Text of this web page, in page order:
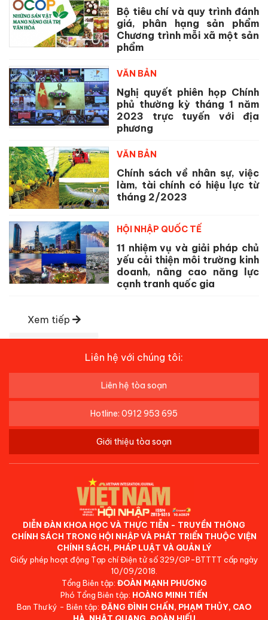
Bộ tiêu chí và quy trình đánh
giá, phân hạng sản phẩm
Chương trình mỗi xã một sản
phẩm
VĂN BẢN
Nghị quyết phiên họp Chính
phủ thường kỳ tháng 1 năm
2023 trực tuyến với địa
phương
VĂN BẢN
Chính sách về nhân sự, việc
làm, tài chính có hiệu lực từ
tháng 2/2023
HỘI NHẬP QUỐC TẾ
11 nhiệm vụ và giải pháp chủ
yếu cải thiện môi trường kinh
doanh, nâng cao năng lực
cạnh tranh quốc gia
Xem tiếp
Liên hệ với chúng tôi:
Liên hệ tòa soạn
Hotline: 0912 953 695
Giới thiệu tòa soạn
DIỄN ĐÀN KHOA HỌC VÀ THỰC TIỄN - TRUYỀN THÔNG
CHÍNH SÁCH TRONG HỘI NHẬP VÀ PHÁT TRIỂN THUỘC VIỆN
CHÍNH SÁCH, PHÁP LUẬT VÀ QUẢN LÝ
Giấy phép hoạt động Tạp chí Điện tử số 329/GP-BTTTT cấp ngày
10/09/2018.
Tổng Biên tập: ĐOÀN MẠNH PHƯƠNG
Phó Tổng Biên tập: HOÀNG MINH TIẾN
Ban Thư ký - Biên tập: ĐẶNG ĐÌNH CHẤN, PHẠM THỦY, CAO